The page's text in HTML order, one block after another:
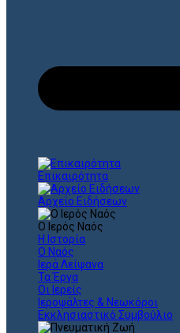
Επικαιρότητα
Αρχείο Ειδήσεων
Ο Ιερός Ναός
Η Ιστορία
Ο Ναός
Ιερά Λείψανα
Τα Έργα
Οι Ιερείς
Ιεροψάλτες & Νεωκόροι
Εκκλησιαστικό Συμβούλιο